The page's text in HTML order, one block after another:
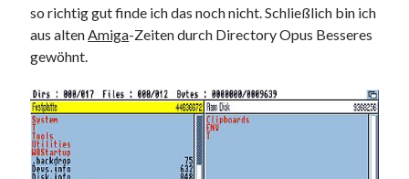
Running
Impressum / Datenschutz
RSS Feed
Arduino und BME 280
so richtig gut finde ich das noch nicht. Schließlich bin ich
aus altenAmiga-Zeiten durch Directory Opus Besseres
gewöhnt.